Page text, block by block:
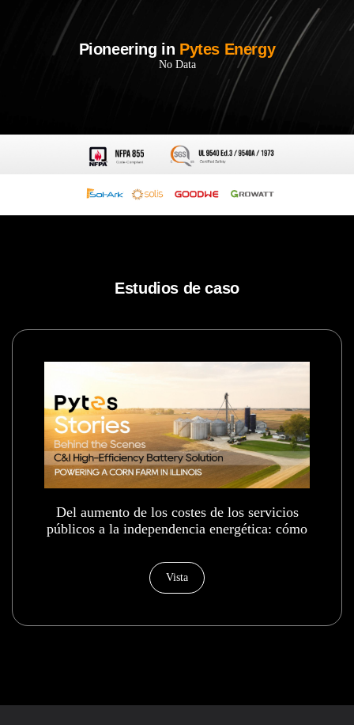
Pioneering in Pytes Energy
No Data
Estudios de caso
Del aumento de los costes de los servicios
públicos a la independencia energética: cómo
de la red eléctrica en un 80 %.
Vista